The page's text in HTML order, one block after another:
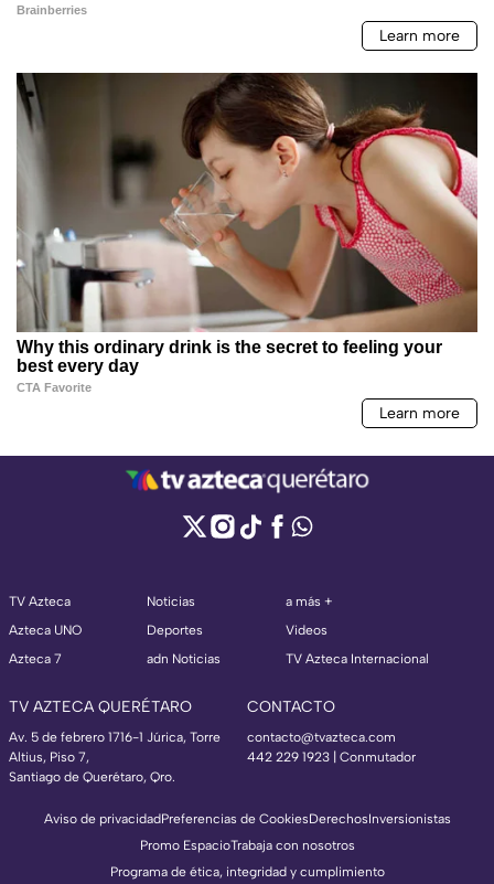
TV Azteca
Azteca UNO
Azteca 7
Noticias
Deportes
adn Noticias
a más +
Videos
TV Azteca Internacional
TV AZTECA QUERÉTARO
Av. 5 de febrero 1716-1 Júrica, Torre
Altius, Piso 7,
Santiago de Querétaro, Qro.
CONTACTO
contacto@tvazteca.com
442 229 1923 | Conmutador
Aviso de privacidadPreferencias de CookiesDerechosInversionistas
Promo EspacioTrabaja con nosotros
Programa de ética, integridad y cumplimiento